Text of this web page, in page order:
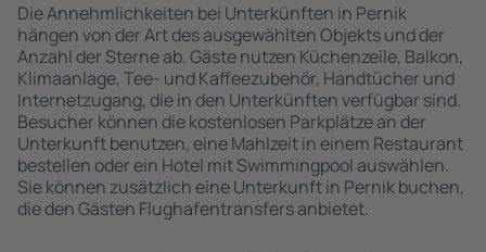
Die Annehmlichkeiten bei Unterkünften in Pernik
hängen von der Art des ausgewählten Objekts und der
Anzahl der Sterne ab. Gäste nutzen Küchenzeile, Balkon,
Klimaanlage, Tee- und Kaffeezubehör, Handtücher und
Internetzugang, die in den Unterkünften verfügbar sind.
Besucher können die kostenlosen Parkplätze an der
Unterkunft benutzen, eine Mahlzeit in einem Restaurant
bestellen oder ein Hotel mit Swimmingpool auswählen.
Sie können zusätzlich eine Unterkunft in Pernik buchen,
die den Gästen Flughafentransfers anbietet.